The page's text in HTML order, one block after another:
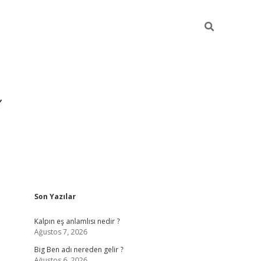
Sidebar
Son Yazılar
Kalpın eş anlamlısı nedir ?
Ağustos 7, 2026
Big Ben adı nereden gelir ?